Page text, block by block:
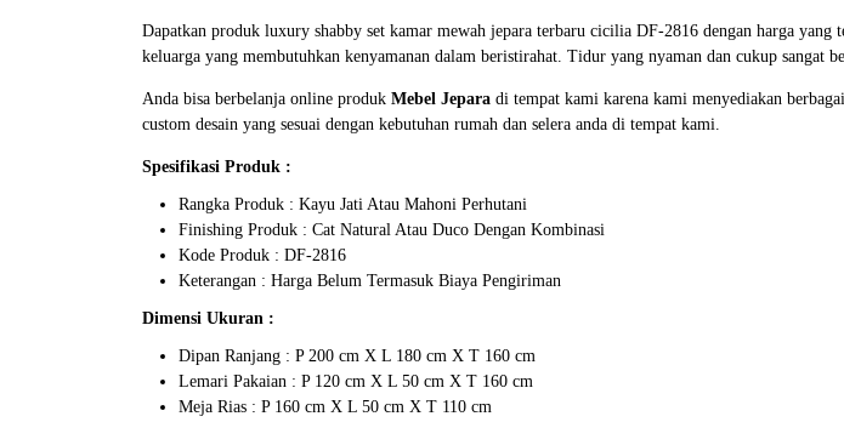
Dapatkan produk luxury shabby set kamar mewah jepara terbaru cicilia DF-2816 dengan harga
keluarga yang membutuhkan kenyamanan dalam beristirahat. Tidur yang nyaman dan cukup sangat
Anda bisa berbelanja online produk Mebel Jepara di tempat kami karena kami menyediakan
custom desain yang sesuai dengan kebutuhan rumah dan selera anda di tempat kami.
Spesifikasi Produk :
Rangka Produk : Kayu Jati Atau Mahoni Perhutani
Finishing Produk : Cat Natural Atau Duco Dengan Kombinasi
Kode Produk : DF-2816
Keterangan : Harga Belum Termasuk Biaya Pengiriman
Dimensi Ukuran :
Dipan Ranjang : P 200 cm X L 180 cm X T 160 cm
Lemari Pakaian : P 120 cm X L 50 cm X T 160 cm
Meja Rias : P 160 cm X L 50 cm X T 110 cm